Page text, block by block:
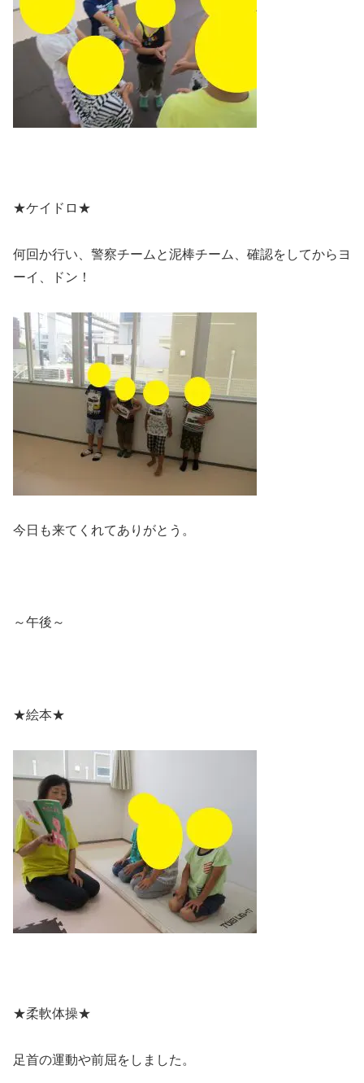
★ケイドロ★
何回か行い、警察チームと泥棒チーム、確認をしてからヨ
ーイ、ドン！
今日も来てくれてありがとう。
～午後～
★絵本★
★柔軟体操★
足首の運動や前屈をしました。